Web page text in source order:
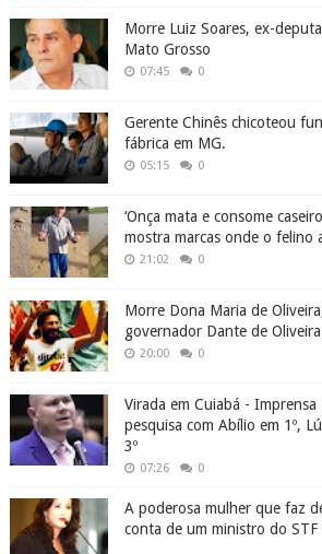
Morre Luiz Soares, ex-
Mato Grosso
07:45 0
Gerente Chinês chicoteou
fábrica em MG.
05:15 0
‘Onça mata e consome
mostra marcas onde o felino
21:02 0
Morre Dona Maria de
governador Dante de
20:00 0
Virada em Cuiabá - Imprensa
pesquisa com Abílio em 1º,
3º
07:26 0
A poderosa mulher que faz
conta de um ministro do STF